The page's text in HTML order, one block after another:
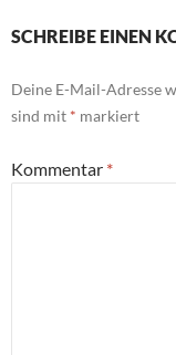
SCHREIBE EINEN
Deine E-Mail-Adresse
sind mit * markiert
Kommentar *